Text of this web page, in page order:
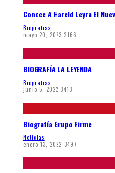
Conoce A Hareld Leyra El
Biografias
mayo 20, 2023 2166
BIOGRAFÍA LA LEYENDA
Biografias
junio 5, 2022 3413
Biografía Grupo Firme
Noticias
enero 13, 2022 3497